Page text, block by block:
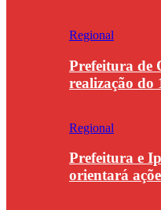
Regional
Prefeitura de
realização do
Regional
Prefeitura e
orientará